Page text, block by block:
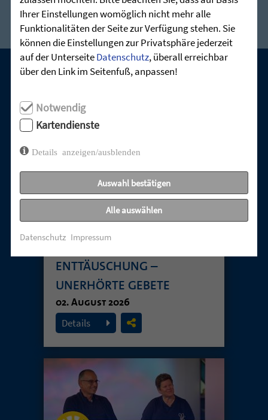
TABUTHEMA
ENTTÄUSCHUNG –
UNERHÖRTE GEBETE
02. August 2026
Details
Ihrer Einstellungen womöglich nicht mehr alle
Funktionalitäten der Seite zur Verfügung stehen. Sie
können die Einstellungen zur Privatsphäre jederzeit
auf der UnterseiteDatenschutz, überall erreichbar
über den Link im Seitenfuß, anpassen!
Notwendig
Kartendienste
Details anzeigen/ausblenden
Auswahl bestätigen
Alle auswählen
Datenschutz Impressum